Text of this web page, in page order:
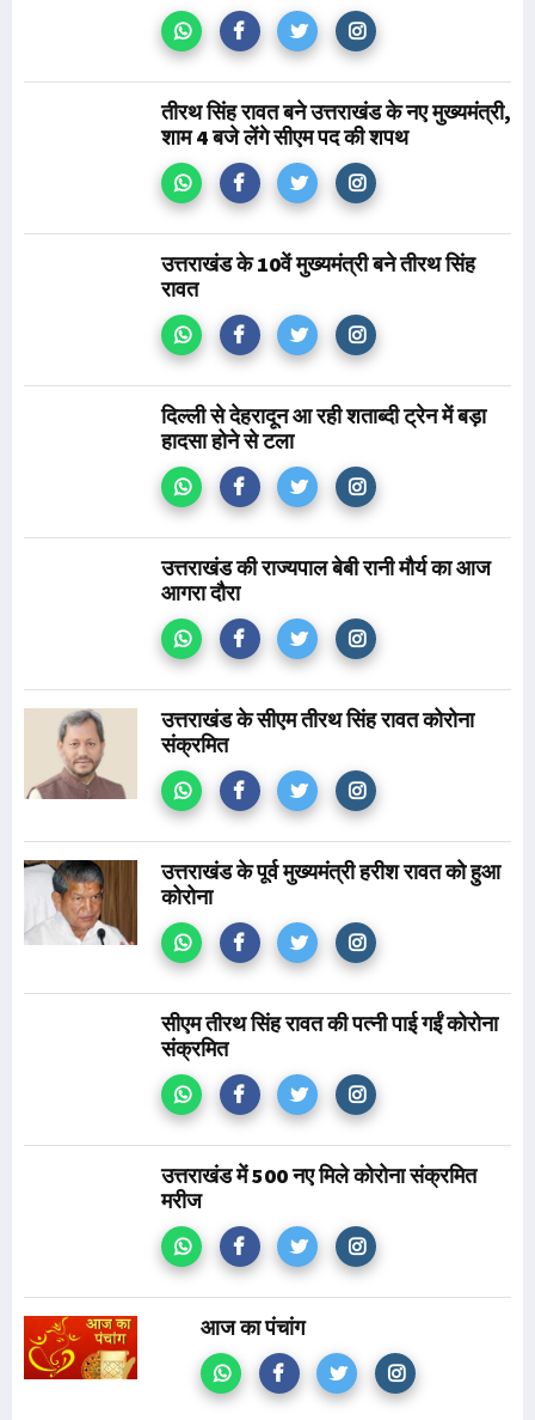
तीरथ सिंह रावत बने उत्तराखंड के नए मुख्यमंत्री,
शाम 4 बजे लेंगे सीएम पद की शपथ
उत्तराखंड के 10वें मुख्यमंत्री बने तीरथ सिंह
रावत
दिल्ली से देहरादून आ रही शताब्दी ट्रेन में बड़ा
हादसा होने से टला
उत्तराखंड की राज्यपाल बेबी रानी मौर्य का आज
आगरा दौरा
उत्तराखंड के सीएम तीरथ सिंह रावत कोरोना
संक्रमित
उत्तराखंड के पूर्व मुख्यमंत्री हरीश रावत को हुआ
कोरोना
सीएम तीरथ सिंह रावत की पत्नी पाई गईं कोरोना
संक्रमित
उत्तराखंड में 500 नए मिले कोरोना संक्रमित
मरीज
आज का पंचांग